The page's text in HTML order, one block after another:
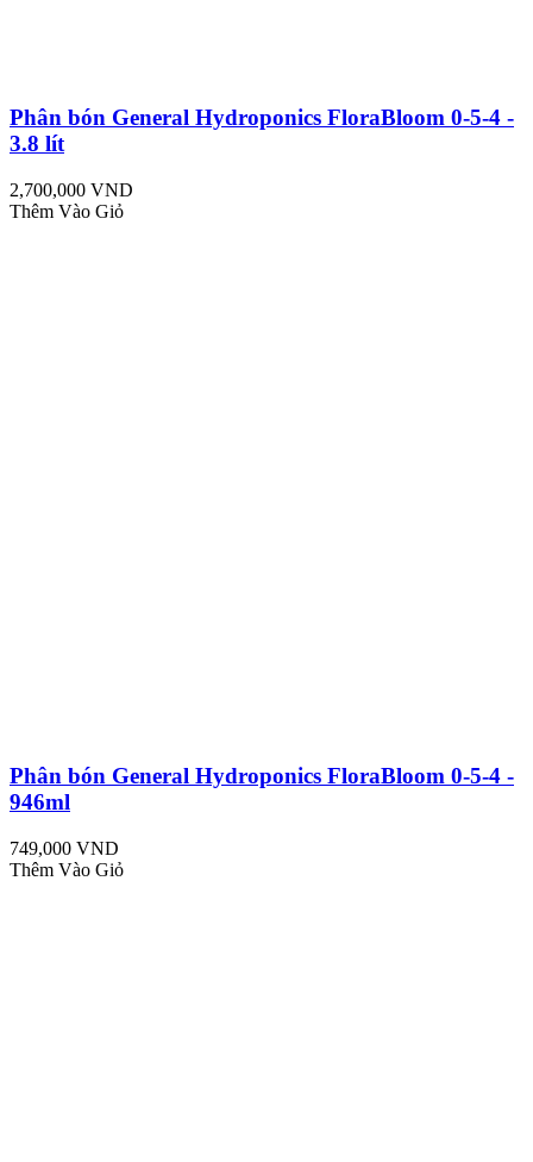
Phân bón General Hydroponics FloraBloom 0-5-4 -
3.8 lít
2,700,000 VND
Thêm Vào Giỏ
Phân bón General Hydroponics FloraBloom 0-5-4 -
946ml
749,000 VND
Thêm Vào Giỏ